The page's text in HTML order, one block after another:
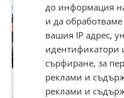
79
154
Не се
гр.
до информация
и да
вашия IP адрес,
идентификатори
сърфиране, за
реклами и
реклами и